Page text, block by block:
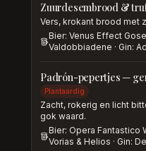
Zuurdesembrood &
Vers, krokant brood met
Bier: Venus Effect
Valdobbiadene · Gin:
Padrón-pepertjes —
Plantaardig
Zacht, rokerig en licht
gok waard.
Bier: Opera Fantastico
Vorias & Helios · Gin: